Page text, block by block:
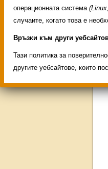
операционната система
случаите, когато това е
Връзки към други
Тази политика за
другите уебсайтове, които